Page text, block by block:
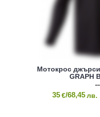
Мотокрос джърси
GRAPH
35 €/68,45 лв.